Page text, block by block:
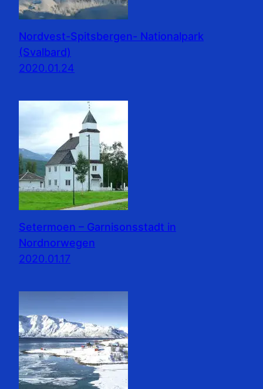
Nordvest-Spitsbergen- Nationalpark
(Svalbard)
2020.01.24
Setermoen – Garnisonsstadt in
Nordnorwegen
2020.01.17